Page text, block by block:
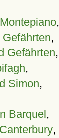
,
,
Gefährten,
,
Simon,
Barquel,
,